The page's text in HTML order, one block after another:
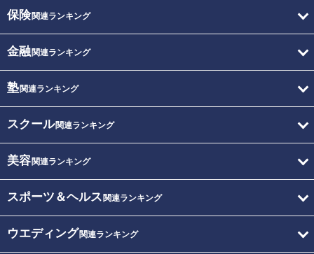
保険関連ランキング
金融関連ランキング
塾関連ランキング
スクール関連ランキング
美容関連ランキング
スポーツ＆ヘルス 関連ランキング
ウエディング関連ランキング